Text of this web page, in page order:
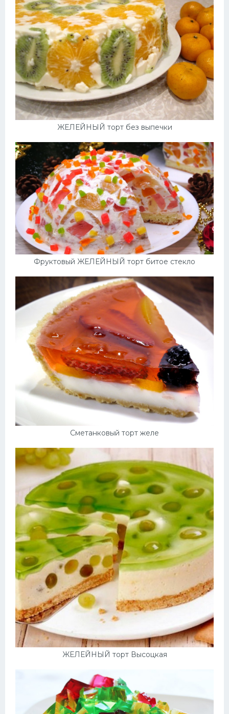
ЖЕЛЕЙНЫЙ торт без выпечки
Фруктовый ЖЕЛЕЙНЫЙ торт битое стекло
Сметанковый торт желе
ЖЕЛЕЙНЫЙ торт Высоцкая